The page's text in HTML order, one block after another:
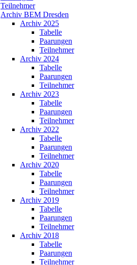
Teilnehmer
Archiv BEM Dresden
Archiv 2025
Tabelle
Paarungen
Teilnehmer
Archiv 2024
Tabelle
Paarungen
Teilnehmer
Archiv 2023
Tabelle
Paarungen
Teilnehmer
Archiv 2022
Tabelle
Paarungen
Teilnehmer
Archiv 2020
Tabelle
Paarungen
Teilnehmer
Archiv 2019
Tabelle
Paarungen
Teilnehmer
Archiv 2018
Tabelle
Paarungen
Teilnehmer